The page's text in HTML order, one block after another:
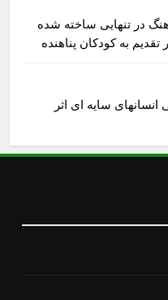
در تنهایی ساخته شده
تقدیم به کودکان پناهنده
سایه ای اثر